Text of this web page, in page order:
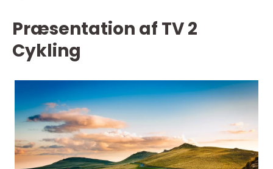
Præsentation af TV 2
Cykling